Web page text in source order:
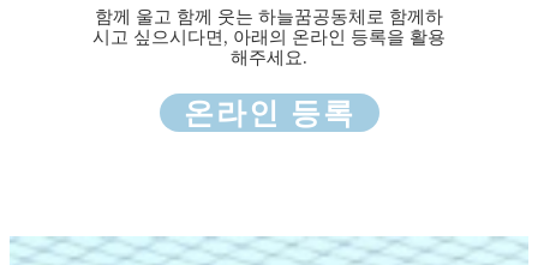
함께 울고 함께 웃는 하늘꿈공동체로 함께하
시고 싶으시다면, 아래의 온라인 등록을 활용
해주세요.
온라인 등록